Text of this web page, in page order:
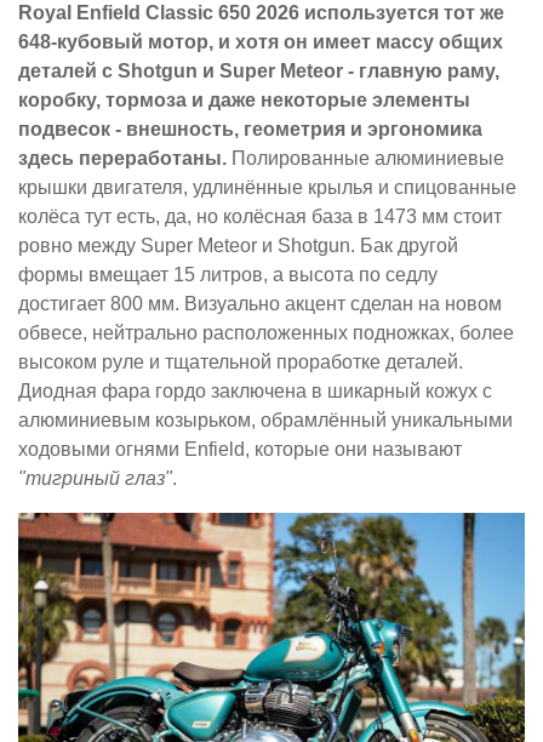
Royal Enfield Classic 650 2026 используется тот же
648-кубовый мотор, и хотя он имеет массу общих
деталей с Shotgun и Super Meteor - главную раму,
коробку, тормоза и даже некоторые элементы
подвесок - внешность, геометрия и эргономика
здесь переработаны. Полированные алюминиевые
крышки двигателя, удлинённые крылья и спицованные
колёса тут есть, да, но колёсная база в 1473 мм стоит
ровно между Super Meteor и Shotgun. Бак другой
формы вмещает 15 литров, а высота по седлу
достигает 800 мм. Визуально акцент сделан на новом
обвесе, нейтрально расположенных подножках, более
высоком руле и тщательной проработке деталей.
Диодная фара гордо заключена в шикарный кожух с
алюминиевым козырьком, обрамлённый уникальными
ходовыми огнями Enfield, которые они называют
"тигриный глаз".